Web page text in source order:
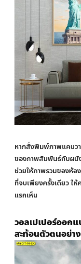
หากสั่งพิมพ์ภาพแคนว
ของภาพสัมพันธ์กับผนั
ช่วยให้ภาพรวมของห้อ
ที่จบเพียงครั้งเดียว ใ
แรกเห็น
วอลเปเปอร์ออก
สะท้อนตัวตนอย่า